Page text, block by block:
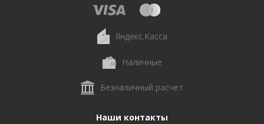
Яндекс.Касса
Наличные
Безналичный расчет
Наши контакты